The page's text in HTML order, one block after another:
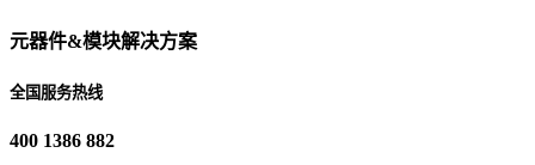
元器件&模块解决方案
全国服务热线
400 1386 882